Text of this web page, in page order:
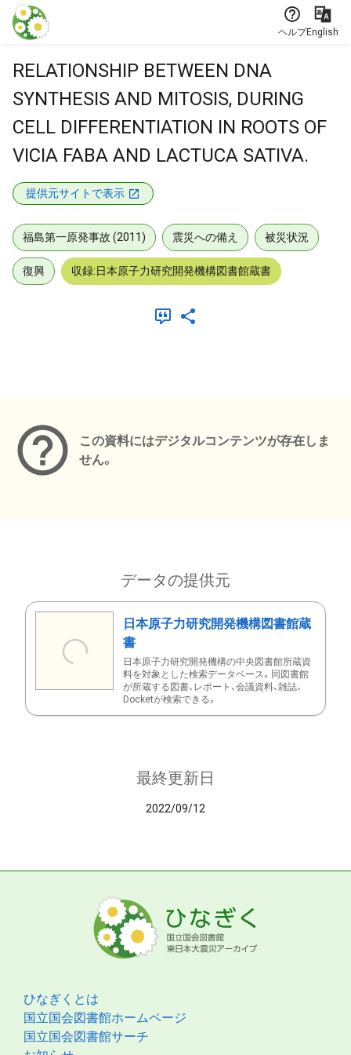
本文に飛ぶ
ヘルプEnglish
RELATIONSHIP BETWEEN DNA
SYNTHESIS AND MITOSIS, DURING
CELL DIFFERENTIATION IN ROOTS OF
VICIA FABA AND LACTUCA SATIVA.
提供元サイトで表示
福島第一原発事故 (2011) 震災への備え 被災状況
復興 収録:日本原子力研究開発機構図書館蔵書
この資料にはデジタルコンテンツが存在しま
せん。
データの提供元
日本原子力研究開発機構図書館蔵
書
日本原子力研究開発機構の中央図書館所蔵資
料を対象とした検索データベース。同図書館
が所蔵する図書、レポート、会議資料、雑誌、
Docketが検索できる。
最終更新日
2022/09/12
ひなぎくとは
国立国会図書館ホームページ
国立国会図書館サーチ